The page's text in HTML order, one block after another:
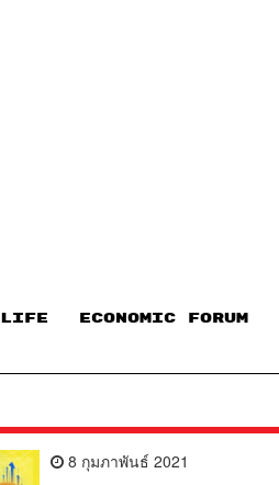
LIFE ECONOMIC FORUM
8 กุมภาพันธ์ 2021